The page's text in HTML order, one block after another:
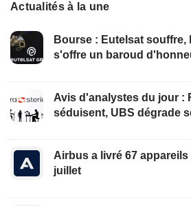
Actualités à la une
Bourse : Eutelsat souffre,
s'offre un baroud
Avis d'analystes du jour :
séduisent, UBS dégrade
Airbus a livré 67
juillet